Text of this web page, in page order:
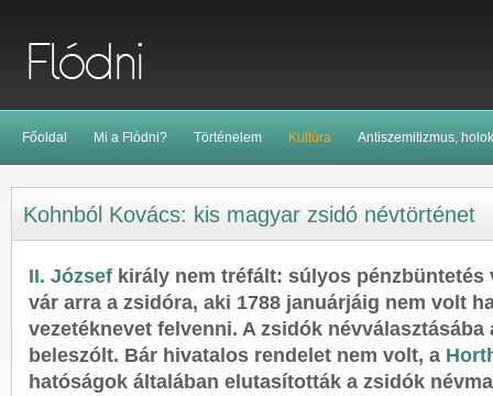
Főoldal Mi a Flódni? Történelem Kultúra Antiszemitizmus,
Kohnból Kovács: kis magyar zsidó névtörténet
II. József király nem tréfált: súlyos pénzbüntetés
vár arra a zsidóra, aki 1788 januárjáig nem volt
vezetéknevet felvenni. A zsidók névválasztásába
beleszólt. Bár hivatalos rendelet nem volt, a
hatóságok általában elutasították a zsidók